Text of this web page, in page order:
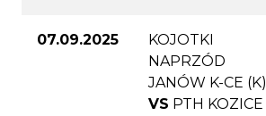
07.09.2025
KOJOTKI
NAPRZÓD
JANÓW K-CE (K)
VS PTH KOZICE